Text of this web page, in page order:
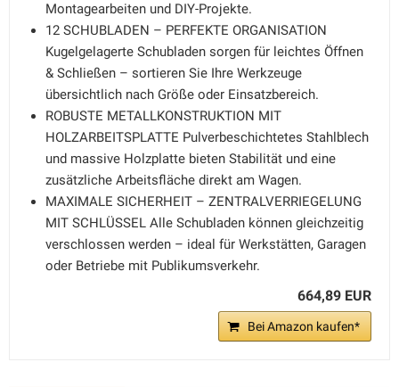
Montagearbeiten und DIY-Projekte.
12 SCHUBLADEN – PERFEKTE ORGANISATION
Kugelgelagerte Schubladen sorgen für leichtes Öffnen
& Schließen – sortieren Sie Ihre Werkzeuge
übersichtlich nach Größe oder Einsatzbereich.
ROBUSTE METALLKONSTRUKTION MIT
HOLZARBEITSPLATTE Pulverbeschichtetes Stahlblech
und massive Holzplatte bieten Stabilität und eine
zusätzliche Arbeitsfläche direkt am Wagen.
MAXIMALE SICHERHEIT – ZENTRALVERRIEGELUNG
MIT SCHLÜSSEL Alle Schubladen können gleichzeitig
verschlossen werden – ideal für Werkstätten, Garagen
oder Betriebe mit Publikumsverkehr.
664,89 EUR
Bei Amazon kaufen*